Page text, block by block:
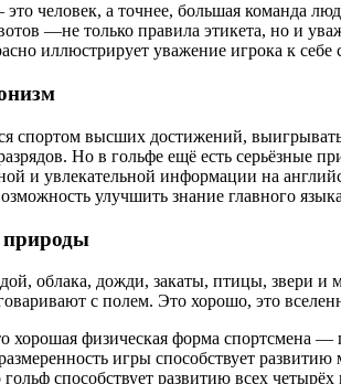
человек, а точнее, большая команда
—не только правила этикета, но и
иллюстрирует уважение игрока к себе
спортом высших достижений,
Но в гольфе ещё есть серьёзные
и увлекательной информации на
улучшить знание главного
облака, дожди, закаты, птицы, звери
с полем. Это хорошо, это
хорошая физическая форма спортсмена —
игры способствует
гольф способствует развитию всех